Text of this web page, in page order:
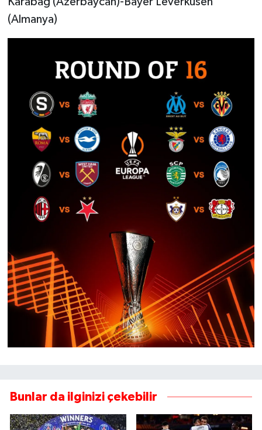
(Almanya)
Bunlar da ilginizi çekebilir